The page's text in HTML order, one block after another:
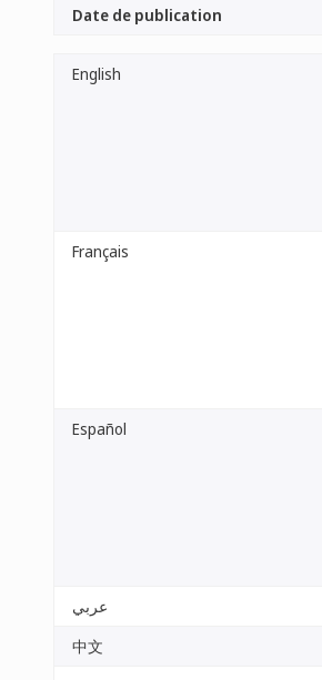
Date de publication
English
Français
Español
عربي
中文